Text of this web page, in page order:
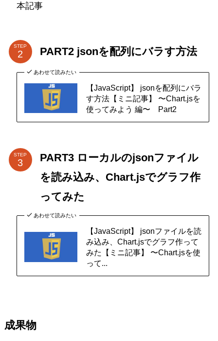
本記事
STEP PART2 jsonを配列にバラす方法
あわせて読みたい
【JavaScript】 jsonを配列にバラ
す方法【ミニ記事】 〜Chart.jsを
使ってみよう 編〜 Part2
STEP
PART3 ローカルのjsonファイル
を読み込み、Chart.jsでグラフ作
ってみた
あわせて読みたい
【JavaScript】 jsonファイルを読
み込み、Chart.jsでグラフ作って
みた【ミニ記事】 〜Chart.jsを使
って...
成果物